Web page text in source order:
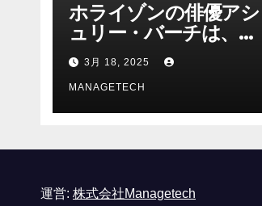
ホライゾンの俳優アシ
ュリー・バーチは、ソ
ニーのAIアロイのビデ
オを見て「ゲームパフ
ォーマンスという芸術
形式に不安を感じた」
3月 18, 2025
MANAGETECH
運営: 株式会社Managetech